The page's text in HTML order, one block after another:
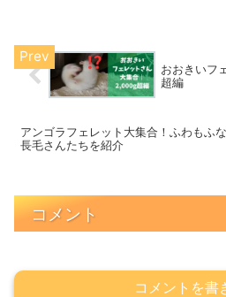
おおきいフ
超編
アンゴラフェレット大集合！ふわもふな
長毛さんたちを紹介
コメント
コメントを書